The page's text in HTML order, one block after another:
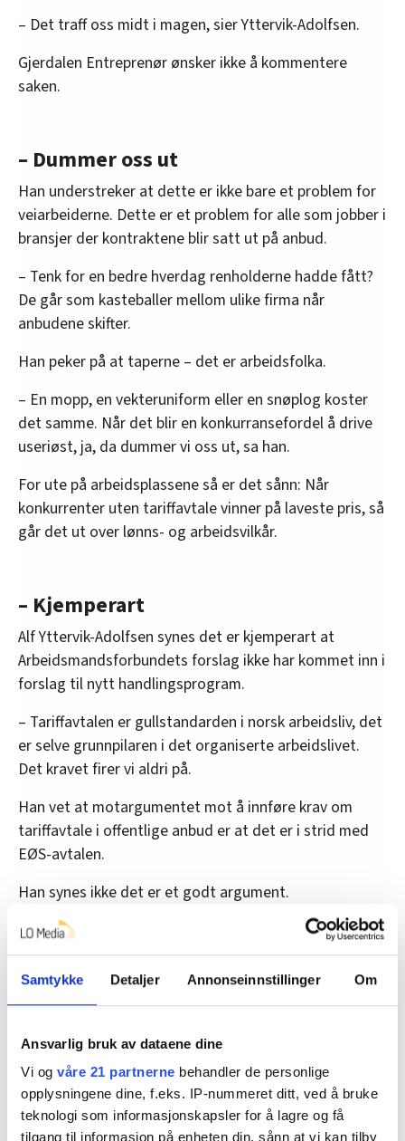
Samtykke Detaljer Annonseinnstillinger Om
Ansvarlig bruk av dataene dine
Vi og våre 21 partnerne behandler de personlige
opplysningene dine, f.eks. IP-nummeret ditt, ved å bruke
teknologi som informasjonskapsler for å lagre og få
tilgang til informasjon på enheten din, sånn at vi kan tilby
– Det traff oss midt i magen, sier Yttervik-Adolfsen.
Gjerdalen Entreprenør ønsker ikke å kommentere
saken.
– Dummer oss ut
Han understreker at dette er ikke bare et problem for
veiarbeiderne. Dette er et problem for alle som jobber i
bransjer der kontraktene blir satt ut på anbud.
– Tenk for en bedre hverdag renholderne hadde fått?
De går som kasteballer mellom ulike firma når
anbudene skifter.
Han peker på at taperne – det er arbeidsfolka.
– En mopp, en vekteruniform eller en snøplog koster
det samme. Når det blir en konkurransefordel å drive
useriøst, ja, da dummer vi oss ut, sa han.
For ute på arbeidsplassene så er det sånn: Når
konkurrenter uten tariffavtale vinner på laveste pris, så
går det ut over lønns- og arbeidsvilkår.
– Kjemperart
Alf Yttervik-Adolfsen synes det er kjemperart at
Arbeidsmandsforbundets forslag ikke har kommet inn i
forslag til nytt handlingsprogram.
– Tariffavtalen er gullstandarden i norsk arbeidsliv, det
er selve grunnpilaren i det organiserte arbeidslivet.
Det kravet firer vi aldri på.
Han vet at motargumentet mot å innføre krav om
tariffavtale i offentlige anbud er at det er i strid med
EØS-avtalen.
Han synes ikke det er et godt argument.
– Det jo åpent for alle å tegne en landsdekkende
tariffavtale som tar vare på arbeidsfolket.
Dette er en sak fra